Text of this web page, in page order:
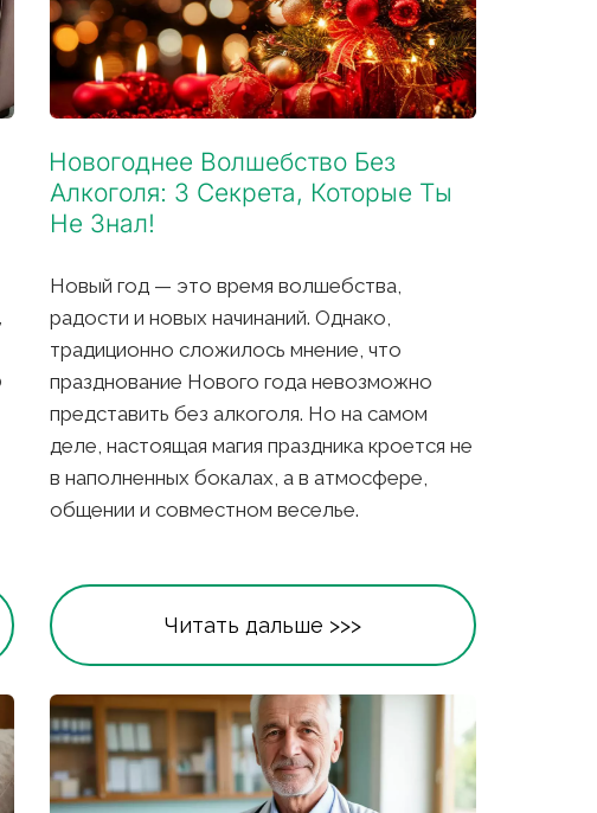
Новогоднее Волшебство Без
Алкоголя: 3 Секрета, Которые Ты
Не Знал!
Новый год — это время волшебства,
радости и новых начинаний. Однако,
традиционно сложилось мнение, что
празднование Нового года невозможно
представить без алкоголя. Но на самом
деле, настоящая магия праздника кроется не
в наполненных бокалах, а в атмосфере,
общении и совместном веселье.
Читать дальше >>>